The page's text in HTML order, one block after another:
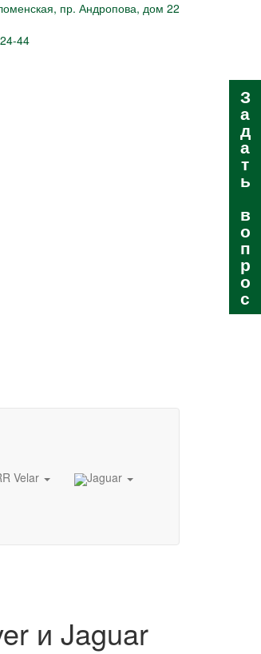
пр. Андропова, дом 22
44
Velar Jaguar
и Jaguar
З
а
д
а
т
ь
в
о
п
р
о
с